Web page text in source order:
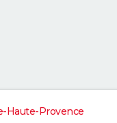
Haute-Provence